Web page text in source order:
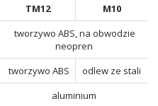
TM12 M10
tworzywo ABS, na obwodzie
neopren
tworzywo ABS
odlew ze stali
aluminium